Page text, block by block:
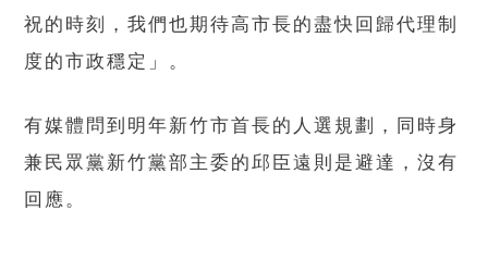
祝的時刻，我們也期待高市長的盡快回歸代理制
度的市政穩定」。
有媒體問到明年新竹市首長的人選規劃，同時身
兼民眾黨新竹黨部主委的邱臣遠則是避達，沒有
回應。